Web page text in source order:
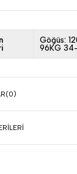
Göğüs:
96KG
(0)